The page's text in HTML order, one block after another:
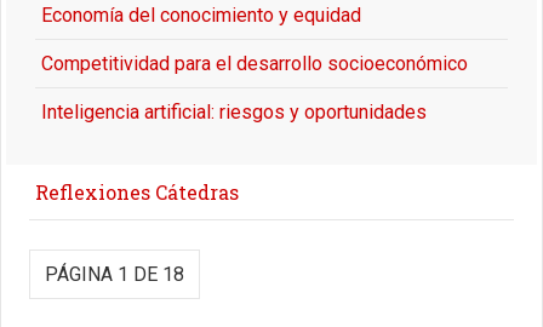
Economía del conocimiento y equidad
Competitividad para el desarrollo socioeconómico
Inteligencia artificial: riesgos y oportunidades
Reflexiones Cátedras
PÁGINA 1 DE 18